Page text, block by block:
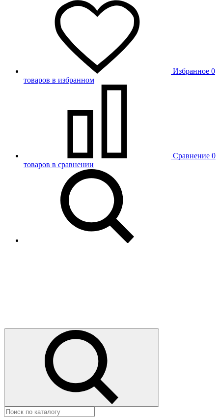
Избранное 0
товаров в избранном
Сравнение 0
товаров в сравнении